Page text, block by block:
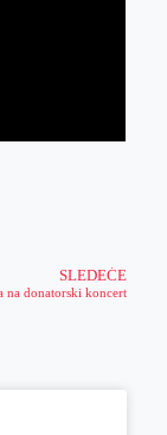
SLEDEĆE
na donatorski koncert